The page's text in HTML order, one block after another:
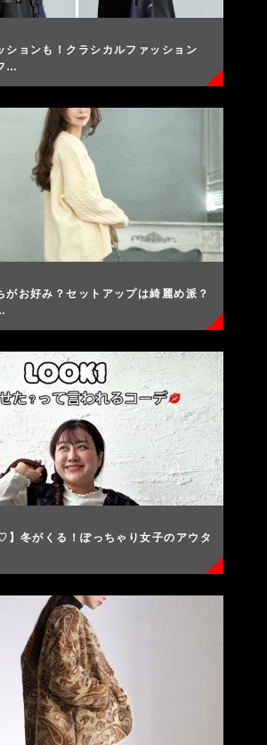
ションも！クラシカルファッション
…
がお好み？セットアップは綺麗め派？
】冬がくる！ぽっちゃり女子のアウタ